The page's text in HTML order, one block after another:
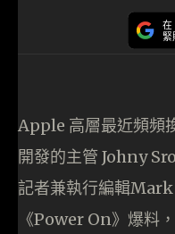
在
緊
Apple 高層最近頻頻
開發的主管 Johny
記者兼執行編輯
《Power On》爆料